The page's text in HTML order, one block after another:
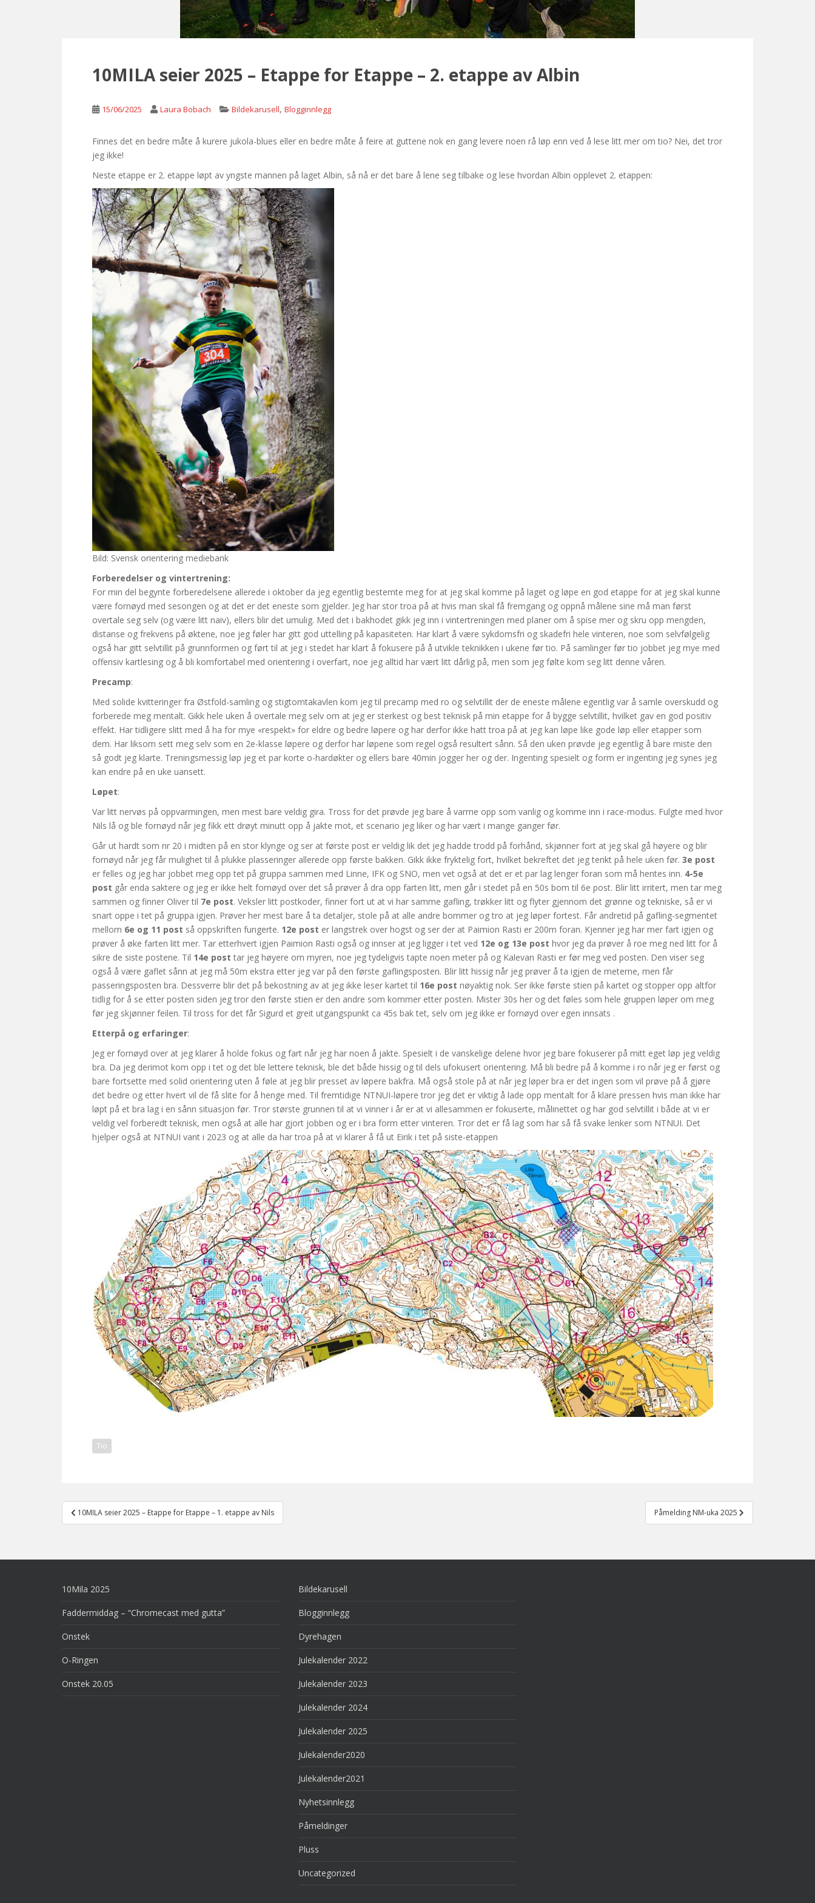
10MILA seier 2025 – Etappe for Etappe – 2. etappe av Albin
15/06/2025 Laura Bobach Bildekarusell, Blogginnlegg
Finnes det en bedre måte å kurere jukola-blues eller en bedre måte å feire at guttene nok en gang levere noen rå løp enn ved å lese litt mer om tio? Nei, det tror
jeg ikke!
Neste etappe er 2. etappe løpt av yngste mannen på laget Albin, så nå er det bare å lene seg tilbake og lese hvordan Albin opplevet 2. etappen:
Bild: Svensk orientering mediebank
Forberedelser og vintertrening:
For min del begynte forberedelsene allerede i oktober da jeg egentlig bestemte meg for at jeg skal komme på laget og løpe en god etappe for at jeg skal kunne
være fornøyd med sesongen og at det er det eneste som gjelder. Jeg har stor troa på at hvis man skal få fremgang og oppnå målene sine må man først
overtale seg selv (og være litt naiv), ellers blir det umulig. Med det i bakhodet gikk jeg inn i vintertreningen med planer om å spise mer og skru opp mengden,
distanse og frekvens på øktene, noe jeg føler har gitt god uttelling på kapasiteten. Har klart å være sykdomsfri og skadefri hele vinteren, noe som selvfølgelig
også har gitt selvtillit på grunnformen og ført til at jeg i stedet har klart å fokusere på å utvikle teknikken i ukene før tio. På samlinger før tio jobbet jeg mye med
offensiv kartlesing og å bli komfortabel med orientering i overfart, noe jeg alltid har vært litt dårlig på, men som jeg følte kom seg litt denne våren.
Precamp:
Med solide kvitteringer fra Østfold-samling og stigtomtakavlen kom jeg til precamp med ro og selvtillit der de eneste målene egentlig var å samle overskudd og
forberede meg mentalt. Gikk hele uken å overtale meg selv om at jeg er sterkest og best teknisk på min etappe for å bygge selvtillit, hvilket gav en god positiv
effekt. Har tidligere slitt med å ha for mye «respekt» for eldre og bedre løpere og har derfor ikke hatt troa på at jeg kan løpe like gode løp eller etapper som
dem. Har liksom sett meg selv som en 2e-klasse løpere og derfor har løpene som regel også resultert sånn. Så den uken prøvde jeg egentlig å bare miste den
så godt jeg klarte. Treningsmessig løp jeg et par korte o-hardøkter og ellers bare 40min jogger her og der. Ingenting spesielt og form er ingenting jeg synes jeg
kan endre på en uke uansett.
Løpet:
Var litt nervøs på oppvarmingen, men mest bare veldig gira. Tross for det prøvde jeg bare å varme opp som vanlig og komme inn i race-modus. Fulgte med hvor
Nils lå og ble fornøyd når jeg fikk ett drøyt minutt opp å jakte mot, et scenario jeg liker og har vært i mange ganger før.
Går ut hardt som nr 20 i midten på en stor klynge og ser at første post er veldig lik det jeg hadde trodd på forhånd, skjønner fort at jeg skal gå høyere og blir
fornøyd når jeg får mulighet til å plukke plasseringer allerede opp første bakken. Gikk ikke fryktelig fort, hvilket bekreftet det jeg tenkt på hele uken før. 3e post
er felles og jeg har jobbet meg opp tet på gruppa sammen med Linne, IFK og SNO, men vet også at det er et par lag lenger foran som må hentes inn. 4-5e
post går enda saktere og jeg er ikke helt fornøyd over det så prøver å dra opp farten litt, men går i stedet på en 50s bom til 6e post. Blir litt irritert, men tar meg
sammen og finner Oliver til 7e post. Veksler litt postkoder, finner fort ut at vi har samme gafling, trøkker litt og flyter gjennom det grønne og tekniske, så er vi
snart oppe i tet på gruppa igjen. Prøver her mest bare å ta detaljer, stole på at alle andre bommer og tro at jeg løper fortest. Får andretid på gafling-segmentet
mellom 6e og 11 post så oppskriften fungerte. 12e post er langstrek over hogst og ser der at Paimion Rasti er 200m foran. Kjenner jeg har mer fart igjen og
prøver å øke farten litt mer. Tar etterhvert igjen Paimion Rasti også og innser at jeg ligger i tet ved 12e og 13e post hvor jeg da prøver å roe meg ned litt for å
sikre de siste postene. Til 14e post tar jeg høyere om myren, noe jeg tydeligvis tapte noen meter på og Kalevan Rasti er før meg ved posten. Den viser seg
også å være gaflet sånn at jeg må 50m ekstra etter jeg var på den første gaflingsposten. Blir litt hissig når jeg prøver å ta igjen de meterne, men får
passeringsposten bra. Dessverre blir det på bekostning av at jeg ikke leser kartet til 16e post nøyaktig nok. Ser ikke første stien på kartet og stopper opp altfor
tidlig for å se etter posten siden jeg tror den første stien er den andre som kommer etter posten. Mister 30s her og det føles som hele gruppen løper om meg
før jeg skjønner feilen. Til tross for det får Sigurd et greit utgangspunkt ca 45s bak tet, selv om jeg ikke er fornøyd over egen innsats .
Etterpå og erfaringer:
Jeg er fornøyd over at jeg klarer å holde fokus og fart når jeg har noen å jakte. Spesielt i de vanskelige delene hvor jeg bare fokuserer på mitt eget løp jeg veldig
bra. Da jeg derimot kom opp i tet og det ble lettere teknisk, ble det både hissig og til dels ufokusert orientering. Må bli bedre på å komme i ro når jeg er først og
bare fortsette med solid orientering uten å føle at jeg blir presset av løpere bakfra. Må også stole på at når jeg løper bra er det ingen som vil prøve på å gjøre
det bedre og etter hvert vil de få slite for å henge med. Til fremtidige NTNUI-løpere tror jeg det er viktig å lade opp mentalt for å klare pressen hvis man ikke har
løpt på et bra lag i en sånn situasjon før. Tror største grunnen til at vi vinner i år er at vi allesammen er fokuserte, målinettet og har god selvtillit i både at vi er
veldig vel forberedt teknisk, men også at alle har gjort jobben og er i bra form etter vinteren. Tror det er få lag som har så få svake lenker som NTNUI. Det
hjelper også at NTNUI vant i 2023 og at alle da har troa på at vi klarer å få ut Eirik i tet på siste-etappen
Tio
Post
navigation
10MILA seier 2025 – Etappe for Etappe – 1. etappe av Nils Påmelding NM-uka 2025
10Mila 2025
Faddermiddag – “Chromecast med gutta”
Onstek
O-Ringen
Onstek 20.05
Bildekarusell
Blogginnlegg
Dyrehagen
Julekalender 2022
Julekalender 2023
Julekalender 2024
Julekalender 2025
Julekalender2020
Julekalender2021
Nyhetsinnlegg
Påmeldinger
Pluss
Uncategorized